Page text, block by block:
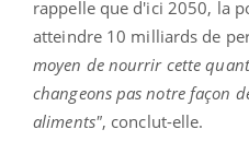
rappelle que d'ici 2050, la
atteindre 10 milliards de
moyen de nourrir cette
changeons pas notre façon
aliments", conclut-elle.